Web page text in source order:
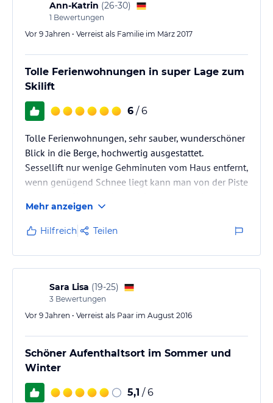
Ann-Katrin (26-30)
1 Bewertungen
Vor 9 Jahren • Verreist als Familie im März 2017
Tolle Ferienwohnungen in super Lage zum
Skilift
6 / 6
Tolle Ferienwohnungen, sehr sauber, wunderschöner
Blick in die Berge, hochwertig ausgestattet.
Sessellift nur wenige Gehminuten vom Haus entfernt,
wenn genügend Schnee liegt kann man von der Piste
hilfsbereite Gastgeberfamilie.
Wir hatten super schöne Tage im Oberjoch und haben
vor Ort bereits für nächstes Jahr gebucht.
Fazit: nur zu empfehlen :-)
Mehr anzeigen
Hilfreich Teilen
Sara Lisa (19-25)
3 Bewertungen
Vor 9 Jahren • Verreist als Paar im August 2016
Schöner Aufenthaltsort im Sommer und
Winter
5,1 / 6